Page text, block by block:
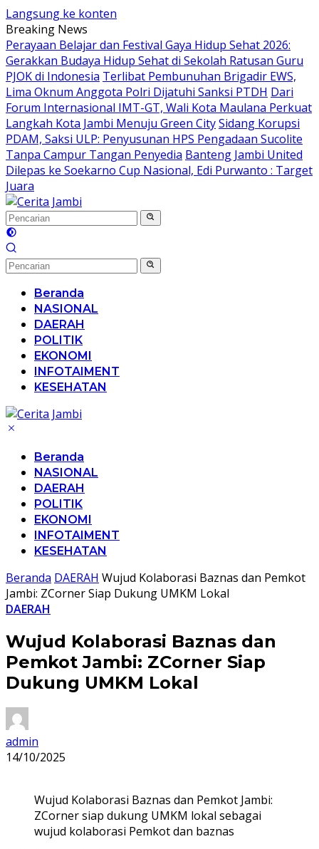
Langsung ke konten
Breaking News
Perayaan Belajar dan Festival Gaya Hidup Sehat 2026:
Gerakkan Budaya Hidup Sehat di Sekolah Ratusan Guru
PJOK di Indonesia Terlibat Pembunuhan Brigadir EWS,
Lima Oknum Anggota Polri Dijatuhi Sanksi PTDH Dari
Forum Internasional IMT-GT, Wali Kota Maulana Perkuat
Langkah Kota Jambi Menuju Green CitySidang Korupsi
PDAM, Saksi ULP: Penyusunan HPS Pengadaan Sucolite
Tanpa Campur Tangan Penyedia Banteng Jambi United
Dilepas ke Soekarno Cup Nasional, Edi Purwanto : Target
Juara
Beranda
NASIONAL
DAERAH
POLITIK
EKONOMI
INFOTAIMENT
KESEHATAN
Beranda
NASIONAL
DAERAH
POLITIK
EKONOMI
INFOTAIMENT
KESEHATAN
Beranda DAERAH Wujud Kolaborasi Baznas dan Pemkot
Jambi: ZCorner Siap Dukung UMKM Lokal
DAERAH
Wujud Kolaborasi Baznas dan
Pemkot Jambi: ZCorner Siap
Dukung UMKM Lokal
admin
14/10/2025
Wujud Kolaborasi Baznas dan Pemkot Jambi:
ZCorner siap dukung UMKM lokal sebagai
wujud kolaborasi Pemkot dan baznas